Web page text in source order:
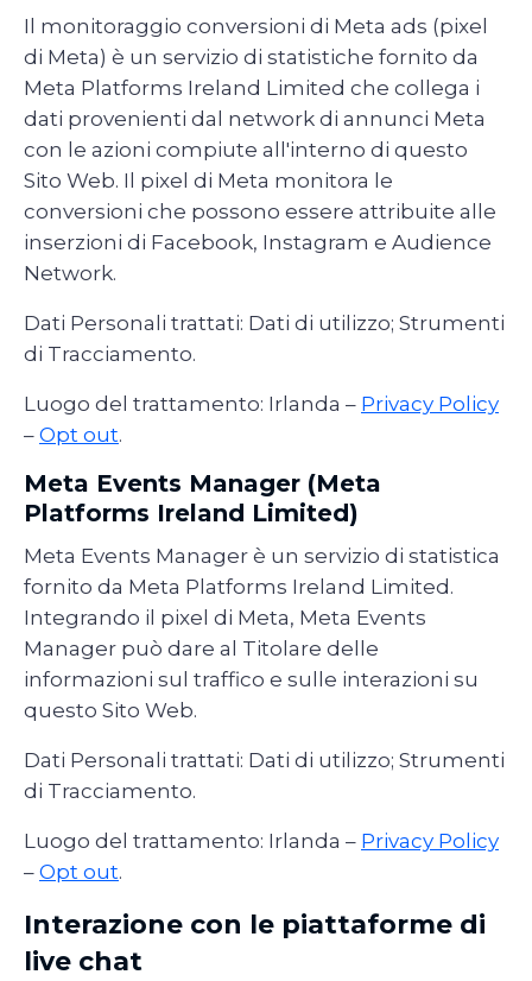
Il monitoraggio conversioni di Meta ads (pixel
di Meta) è un servizio di statistiche fornito da
Meta Platforms Ireland Limited che collega i
dati provenienti dal network di annunci Meta
con le azioni compiute all'interno di questo
Sito Web. Il pixel di Meta monitora le
conversioni che possono essere attribuite alle
inserzioni di Facebook, Instagram e Audience
Network.
Dati Personali trattati: Dati di utilizzo; Strumenti
di Tracciamento.
Luogo del trattamento: Irlanda – Privacy Policy
– Opt out.
Meta Events Manager (Meta
Platforms Ireland Limited)
Meta Events Manager è un servizio di statistica
fornito da Meta Platforms Ireland Limited.
Integrando il pixel di Meta, Meta Events
Manager può dare al Titolare delle
informazioni sul traffico e sulle interazioni su
questo Sito Web.
Dati Personali trattati: Dati di utilizzo; Strumenti
di Tracciamento.
Luogo del trattamento: Irlanda – Privacy Policy
– Opt out.
Interazione con le piattaforme di
live chat